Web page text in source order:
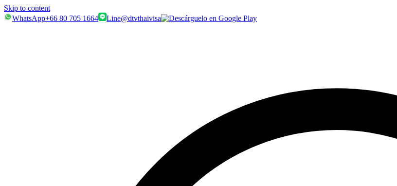
Skip to content
WhatsApp+66 80 705 1664 Line@dtvthaivisa